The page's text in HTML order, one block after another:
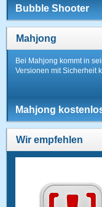
Bubble Shooter
Mahjong
Bei Mahjong kommt in
Versionen mit Sicherheit
Mahjong
Wir empfehlen